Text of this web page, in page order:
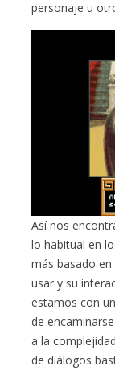
personaje u
Así nos
lo habitual en
más basado
usar y su
estamos con
de
a la
de diálogos